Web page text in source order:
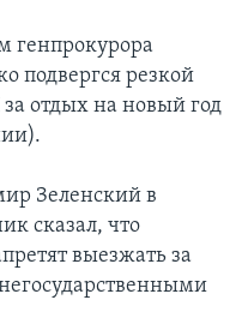
генпрокурора
подвергся резкой
отдых на новый год
Зеленский в
сказал, что
выезжать за